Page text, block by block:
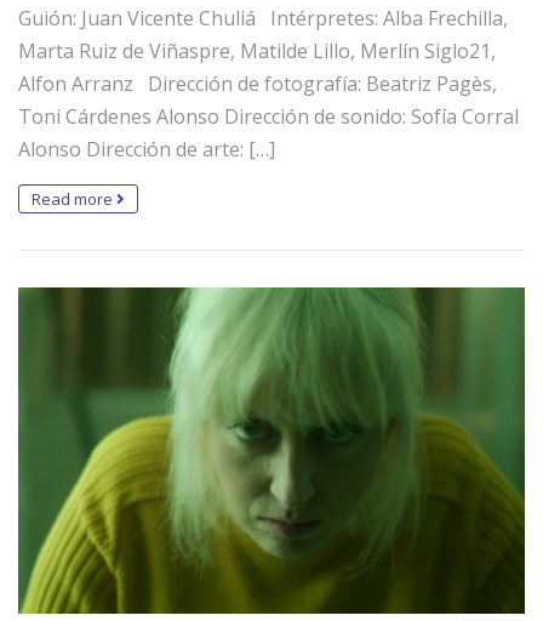
Guión: Juan Vicente Chuliá Intérpretes: Alba Frechilla,
Marta Ruiz de Viñaspre, Matilde Lillo, Merlín Siglo21,
Alfon Arranz Dirección de fotografía: Beatriz Pagès,
Toni Cárdenes Alonso Dirección de sonido: Sofía Corral
Alonso Dirección de arte: […]
Read more